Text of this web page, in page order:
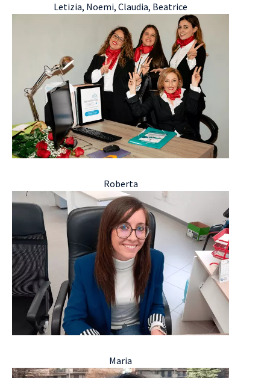
Letizia, Noemi, Claudia, Beatrice
Roberta
Maria